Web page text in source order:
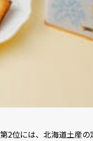
第2位には、北海道土産